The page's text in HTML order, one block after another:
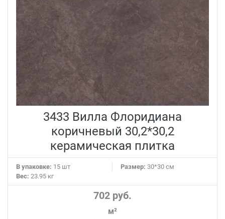
3433 Вилла Флоридиана
коричневый 30,2*30,2
керамическая плитка
В упаковке: 15 шт Размер: 30*30 см
Вес: 23.95 кг
702 руб.
м²